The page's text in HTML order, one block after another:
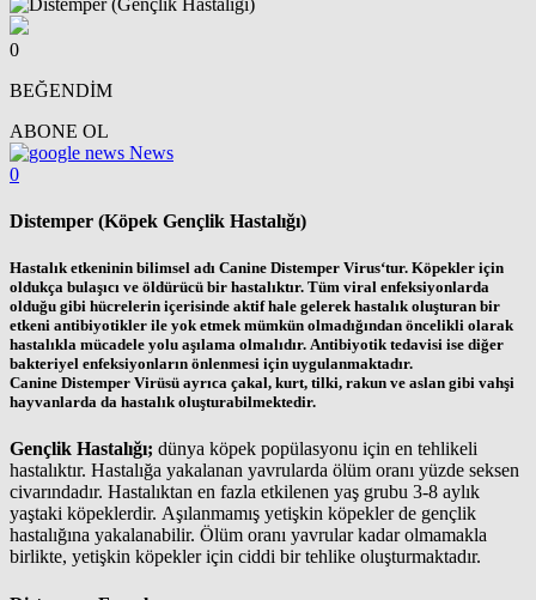
0
BEĞENDİM
ABONE OL
News
0
Distemper (Köpek Gençlik Hastalığı)
Hastalık etkeninin bilimsel adı Canine Distemper Virus‘tur. Köpekler için
oldukça bulaşıcı ve öldürücü bir hastalıktır. Tüm viral enfeksiyonlarda
olduğu gibi hücrelerin içerisinde aktif hale gelerek hastalık oluşturan bir
etkeni antibiyotikler ile yok etmek mümkün olmadığından öncelikli olarak
hastalıkla mücadele yolu aşılama olmalıdır. Antibiyotik tedavisi ise diğer
bakteriyel enfeksiyonların önlenmesi için uygulanmaktadır.
Canine Distemper Virüsü ayrıca çakal, kurt, tilki, rakun ve aslan gibi vahşi
hayvanlarda da hastalık oluşturabilmektedir.
Gençlik Hastalığı; dünya köpek popülasyonu için en tehlikeli
hastalıktır. Hastalığa yakalanan yavrularda ölüm oranı yüzde seksen
civarındadır. Hastalıktan en fazla etkilenen yaş grubu 3-8 aylık
yaştaki köpeklerdir. Aşılanmamış yetişkin köpekler de gençlik
hastalığına yakalanabilir. Ölüm oranı yavrular kadar olmamakla
birlikte, yetişkin köpekler için ciddi bir tehlike oluşturmaktadır.